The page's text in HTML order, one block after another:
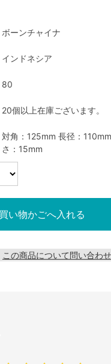
ボーンチャイナ
インドネシア
80
20個以上在庫ございます。
対角：125mm 長径：
さ：15mm
この商品について問い合わ